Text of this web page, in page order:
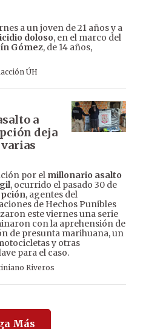
a un joven de 21 años y a
doloso, en el marco del
Gómez, de 14 años,
ÚH
a
deja
por el millonario asalto
, ocurrido el pasado 30 de
, agentes del
de Hechos Punibles
este viernes una serie
con la aprehensión de
de presunta marihuana, un
y otras
para el caso.
Riveros
Más